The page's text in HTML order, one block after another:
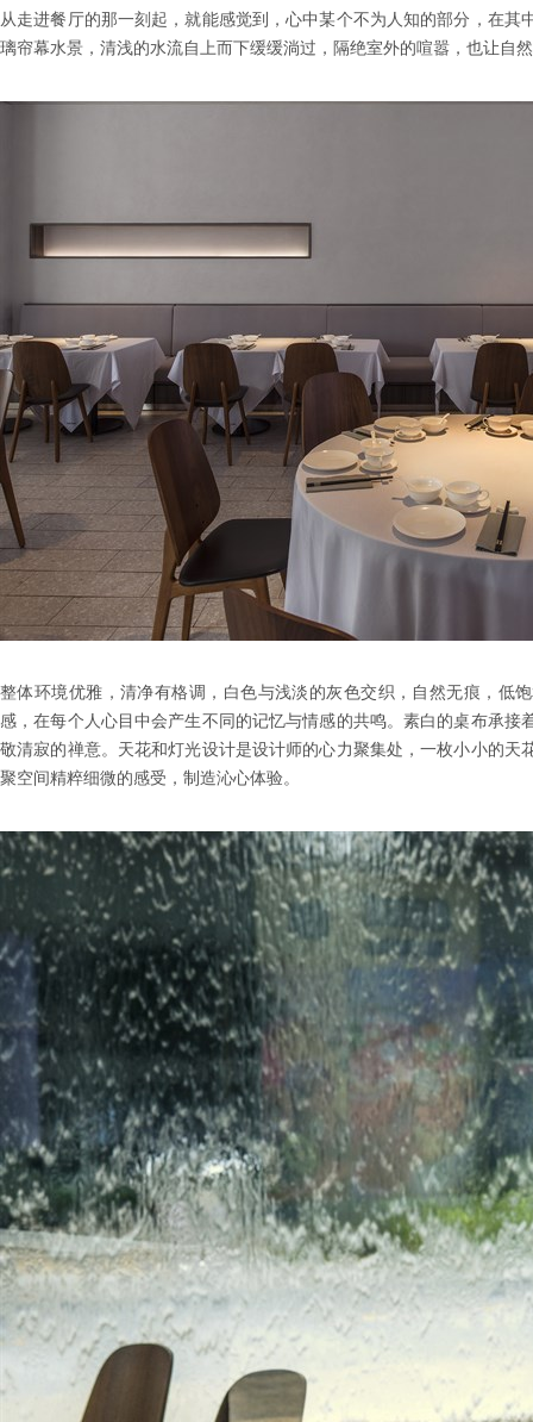
从走进餐厅的那一刻起，就能感觉到，心中某个不为人知的部分，在其
璃帘幕水景，清浅的水流自上而下缓缓淌过，隔绝室外的喧嚣，也让自
整体环境优雅，清净有格调，白色与浅淡的灰色交织，自然无痕，低
感，在每个人心目中会产生不同的记忆与情感的共鸣。素白的桌布承接
敬清寂的禅意。天花和灯光设计是设计师的心力聚集处，一枚小小的天
聚空间精粹细微的感受，制造沁心体验。